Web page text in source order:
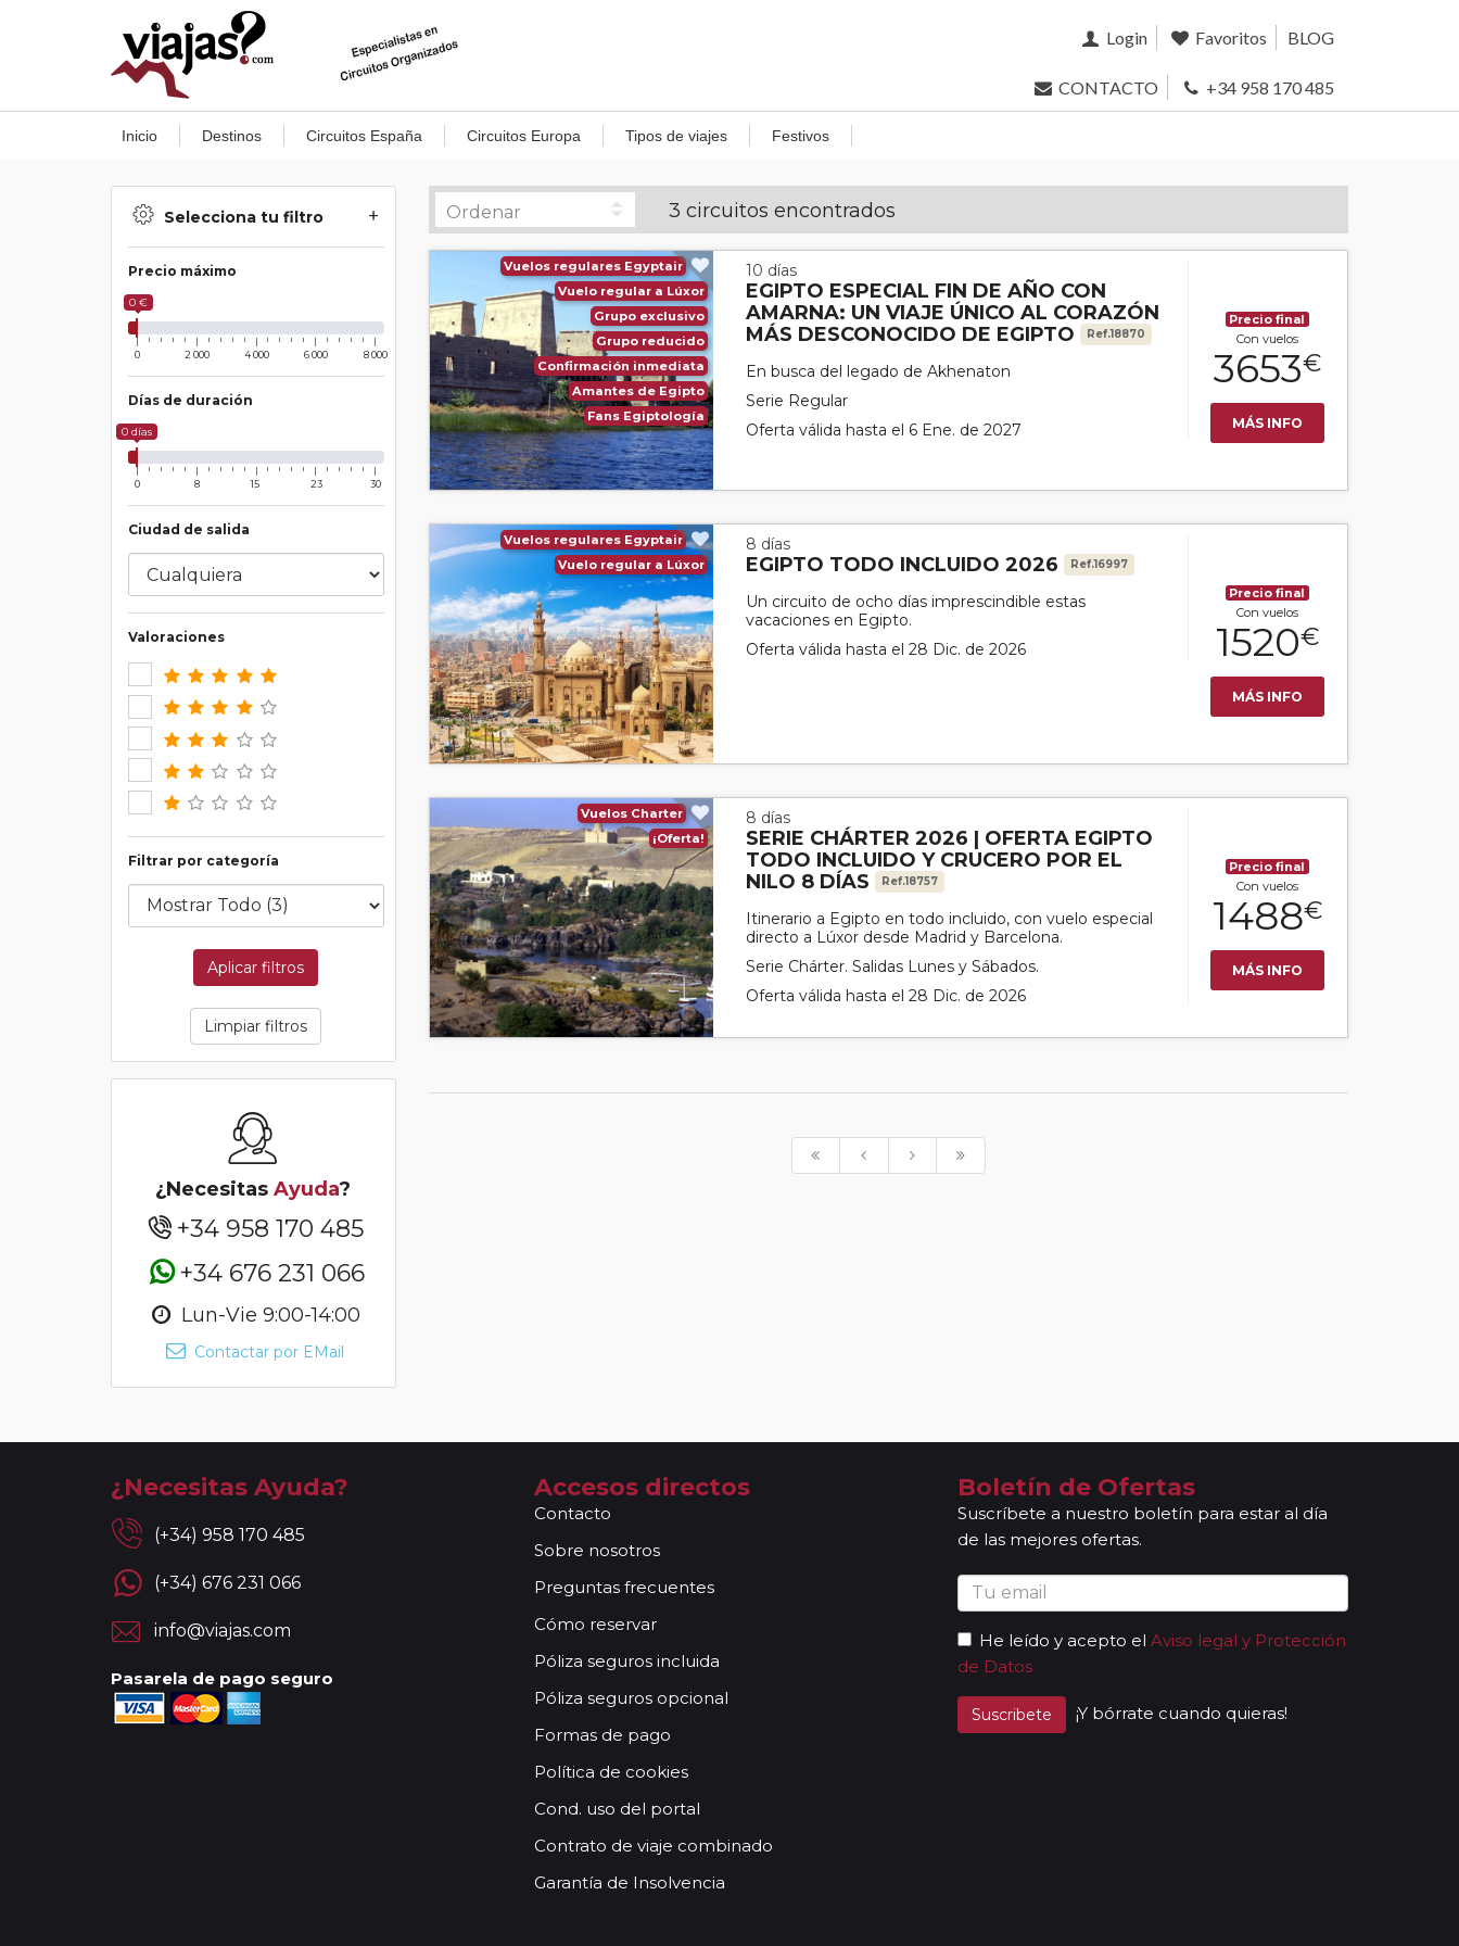
Login Favoritos BLOG
CONTACTO +34 958 170 485
Inicio Destinos Circuitos España Circuitos Europa Tipos de viajes Festivos
Selecciona tu filtro
Precio máximo
0 €
0 2 000 4 000 6 000 8 000
Días de duración
0 días
0 8 15 23 30
Ciudad de salida
Valoraciones
Filtrar por categoría
Aplicar filtros
Limpiar filtros
¿NecesitasAyuda?
+34 958 170 485
+34 676 231 066
Lun-Vie 9:00-14:00
Contactar por EMail
3 circuitos encontrados
Vuelos regulares Egyptair
Vuelo regular a Lúxor
Grupo exclusivo
Grupo reducido
Confirmación inmediata
Amantes de Egipto
Fans Egiptología
10 días
EGIPTO ESPECIAL FIN DE AÑO CON
AMARNA: UN VIAJE ÚNICO AL CORAZÓN
MÁS DESCONOCIDO DE EGIPTO
Ref.18870
En busca del legado de Akhenaton
Serie Regular
Oferta válida hasta el 6 Ene. de 2027
Precio final
Con vuelos
3653€
MÁS INFO
Vuelos regulares Egyptair
Vuelo regular a Lúxor
8 días
EGIPTO TODO INCLUIDO 2026 Ref.16997
Un circuito de ocho días imprescindible estas
vacaciones en Egipto.
Oferta válida hasta el 28 Dic. de 2026
Precio final
Con vuelos
1520€
MÁS INFO
Vuelos Charter
¡Oferta!
8 días
SERIE CHÁRTER 2026 | OFERTA EGIPTO
TODO INCLUIDO Y CRUCERO POR EL
NILO 8 DÍAS
Ref.18757
Itinerario a Egipto en todo incluido, con vuelo especial
directo a Lúxor desde Madrid y Barcelona.
Serie Chárter. Salidas Lunes y Sábados.
Oferta válida hasta el 28 Dic. de 2026
Precio final
Con vuelos
1488€
MÁS INFO
¿Necesitas Ayuda?
(+34) 958 170 485
(+34) 676 231 066
info@viajas.com
Pasarela de pago seguro
Accesos directos
Contacto
Sobre nosotros
Preguntas frecuentes
Cómo reservar
Póliza seguros incluida
Póliza seguros opcional
Formas de pago
Política de cookies
Cond. uso del portal
Contrato de viaje combinado
Garantía de Insolvencia
Boletín de Ofertas
Suscríbete a nuestro boletín para estar al día
de las mejores ofertas.
He leído y acepto el Aviso legal y Protección
de Datos
Suscribete ¡Y bórrate cuando quieras!